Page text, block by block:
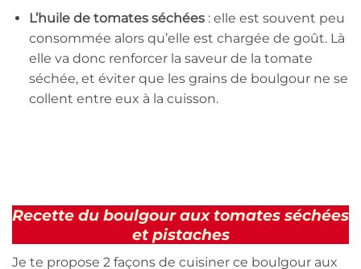
L’huile de tomates séchées: elle est souvent peu
consommée alors qu’elle est chargée de goût. Là
elle va donc renforcer la saveur de la tomate
séchée, et éviter que les grains de boulgour ne se
collent entre eux à la cuisson.
Recette du boulgour aux tomates séchées
et pistaches
Je te propose 2 façons de cuisiner ce boulgour aux